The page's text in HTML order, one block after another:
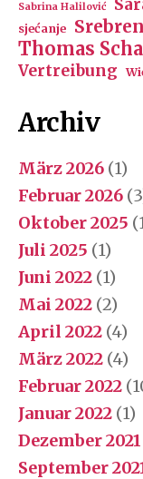
Sabrina Halilović
sjećanje
Thomas
Vertreibung
Archiv
März 2026 (1)
Februar 2026
Oktober 2025
Juli 2025 (1)
Juni 2022 (1)
Mai 2022 (2)
April 2022 (4)
März 2022 (4)
Februar 2022
Januar 2022 (1)
Dezember 2021
September